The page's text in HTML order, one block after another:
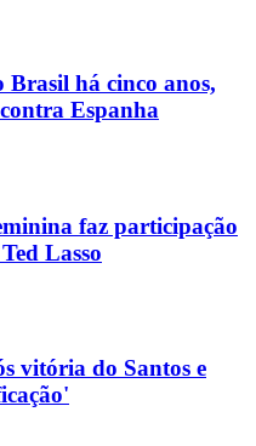
Brasil há cinco anos,
Espanha
faz participação
Lasso
vitória do Santos e